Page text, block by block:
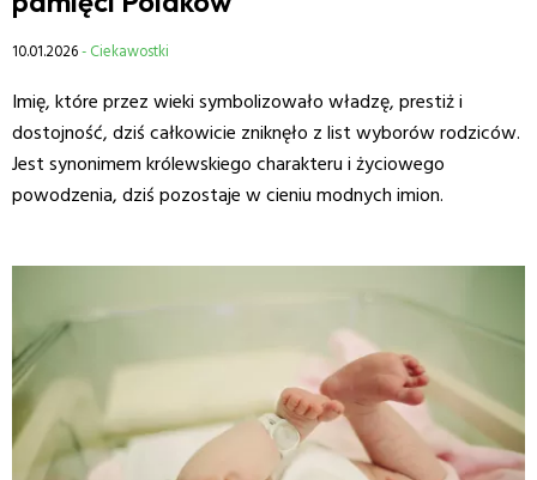
10.01.2026- Ciekawostki
Imię, które przez wieki symbolizowało władzę, prestiż i
dostojność, dziś całkowicie zniknęło z list wyborów rodziców.
Jest synonimem królewskiego charakteru i życiowego
powodzenia, dziś pozostaje w cieniu modnych imion.